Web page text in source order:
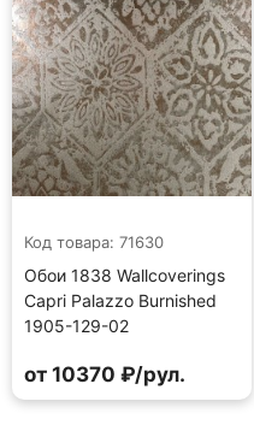
Код товара: 71630
Обои 1838 Wallcoverings
Capri Palazzo Burnished
1905-129-02
от 10370 ₽/рул.